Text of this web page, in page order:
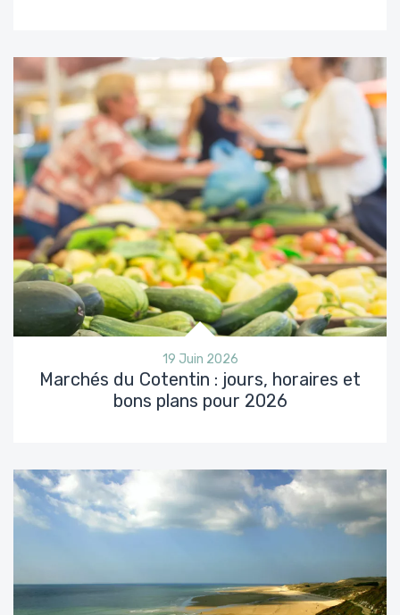
19 Juin 2026
Marchés du Cotentin : jours, horaires et
bons plans pour 2026